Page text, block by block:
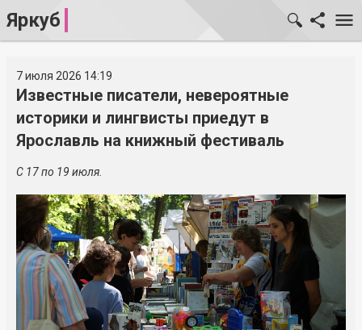
Яркуб
7 июля 2026 14:19
Известные писатели, невероятные
историки и лингвисты приедут в
Ярославль на книжный фестиваль
С 17 по 19 июля.